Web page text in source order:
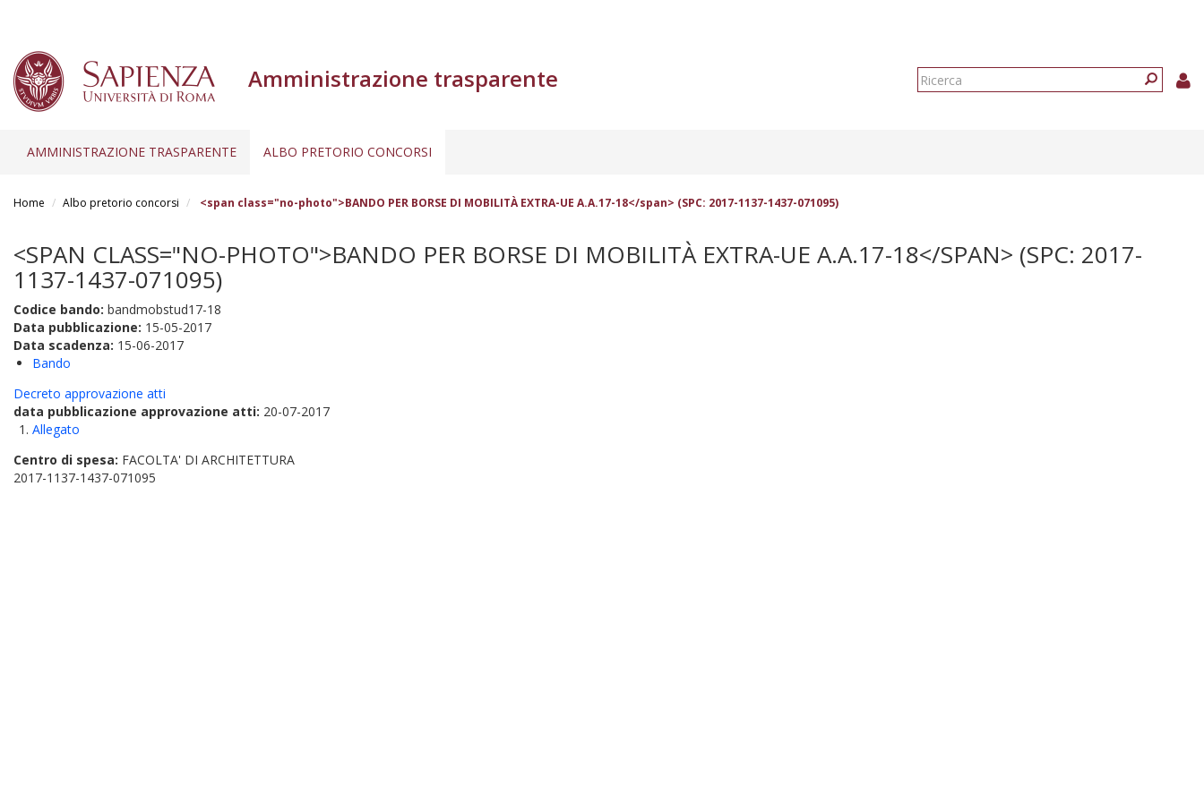
Amministrazione trasparente
Form
AMMINISTRAZIONE TRASPARENTE ALBO PRETORIO CONCORSI
Home Albo pretorio concorsi <span class="no-photo">BANDO PER BORSE DI MOBILITÀ EXTRA-UE A.A.17-18</span> (SPC: 2017-1137-1437-071095)
<SPAN CLASS="NO-PHOTO">BANDO PER BORSE DI MOBILITÀ EXTRA-UE A.A.17-18</SPAN> (SPC: 2017-
1137-1437-071095)
Codice bando: bandmobstud17-18
Data pubblicazione: 15-05-2017
Data scadenza: 15-06-2017
Bando
Decreto approvazione atti
data pubblicazione approvazione atti: 20-07-2017
Allegato
Centro di spesa: FACOLTA' DI ARCHITETTURA
2017-1137-1437-071095